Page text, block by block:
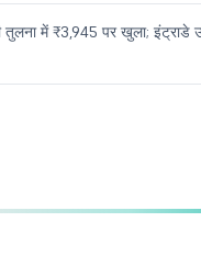
तुलना में ₹3,945 पर खुला;